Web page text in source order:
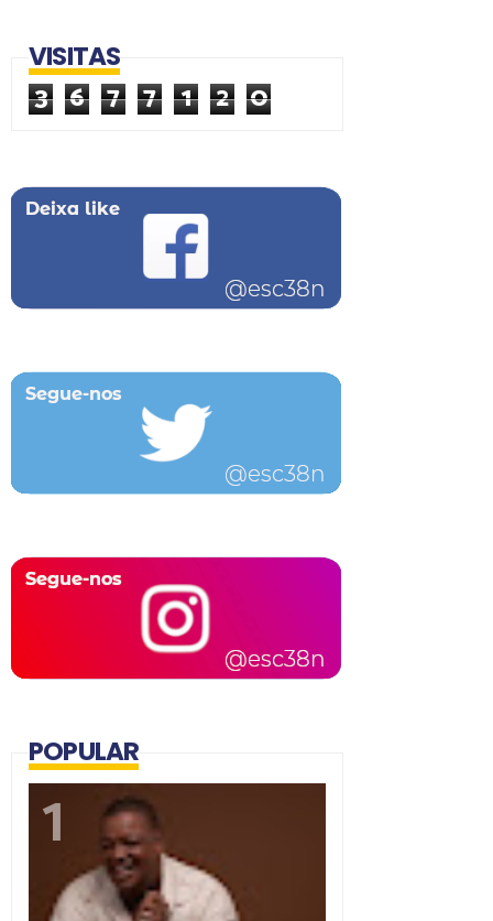
VISITAS
3 6 7 7 1 2 0
POPULAR